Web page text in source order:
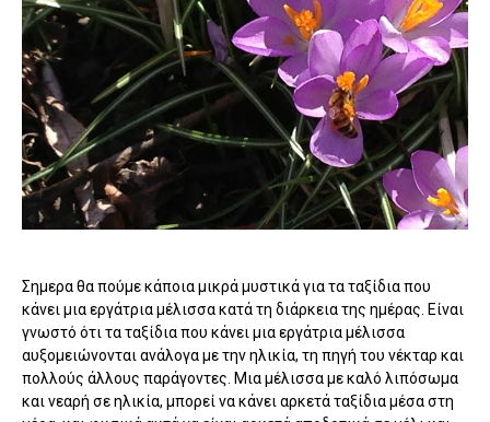
Σημερα θα πούμε κάποια μικρά μυστικά για τα ταξίδια που
κάνει μια εργάτρια μέλισσα κατά τη διάρκεια της ημέρας. Είναι
γνωστό ότι τα ταξίδια που κάνει μια εργάτρια μέλισσα
αυξομειώνονται ανάλογα με την ηλικία, τη πηγή του νέκταρ και
πολλούς άλλους παράγοντες. Μια μέλισσα με καλό λιπόσωμα
και νεαρή σε ηλικία, μπορεί να κάνει αρκετά ταξίδια μέσα στη